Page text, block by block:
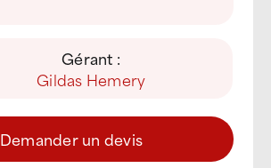
Gérant :
Gildas Hemery
Demander un devis